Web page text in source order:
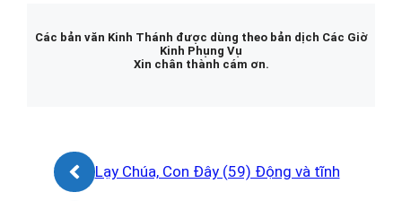
Các bản văn Kinh Thánh được dùng theo bản dịch Các Giờ
Kinh Phụng Vụ
Xin chân thành cám ơn.
Lạy Chúa, Con Đây (59) Động và tĩnh